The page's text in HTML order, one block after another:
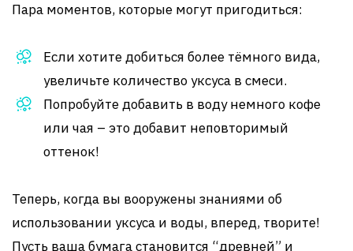
Пара моментов, которые могут пригодиться:
Если хотите добиться более тёмного вида,
увеличьте количество уксуса в смеси.
Попробуйте добавить в воду немного кофе
или чая – это добавит неповторимый
оттенок!
Теперь, когда вы вооружены знаниями об
использовании уксуса и воды, вперед, творите!
Пусть ваша бумага становится “древней” и